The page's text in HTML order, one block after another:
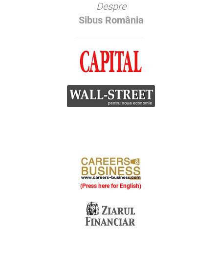
Despre
Sibus România
(Press here for English)